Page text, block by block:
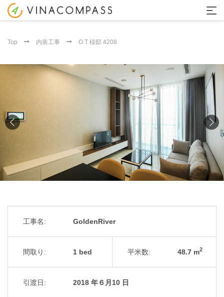
Top 内装工事 O.T 様邸 4208
工事名: GoldenRiver
間取り: 1 bed 平米数: 48.7 m2
引渡日: 2018 年６月10 日